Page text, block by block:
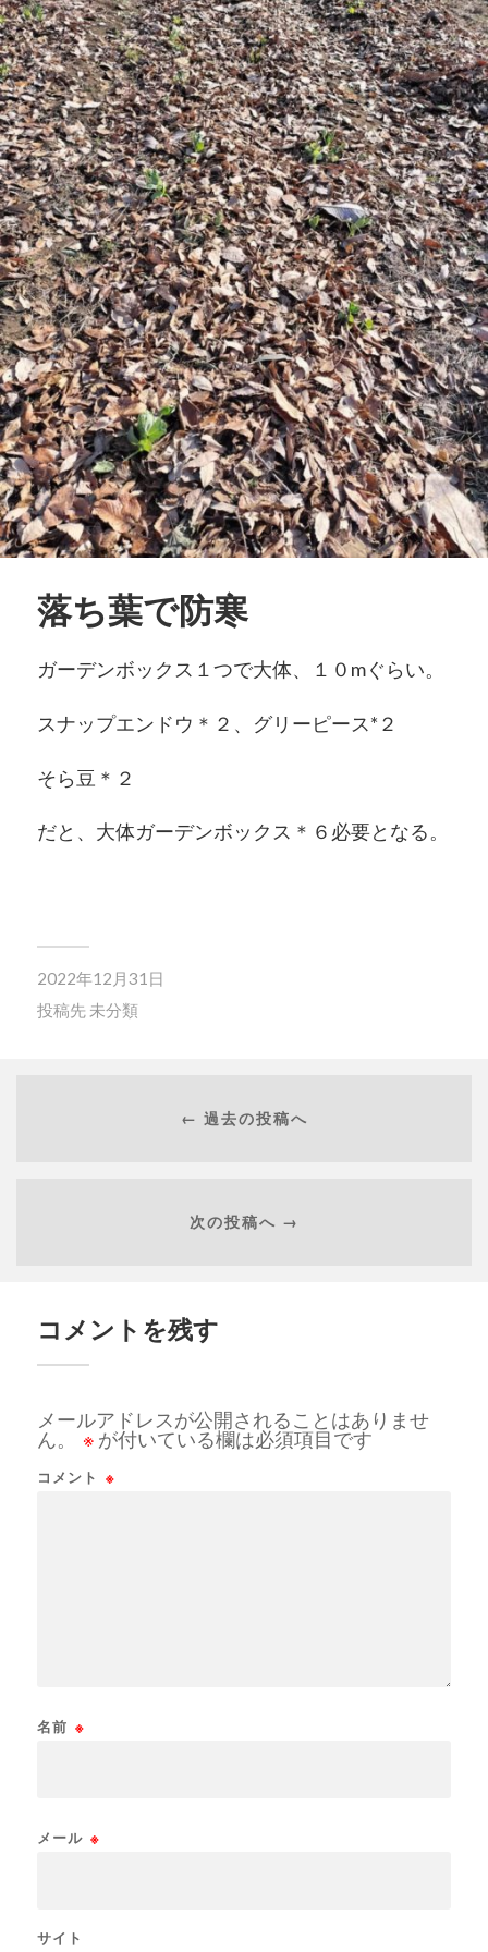
落ち葉で防寒
ガーデンボックス１つで大体、１０mぐらい。
スナップエンドウ＊２、グリーピース*２
そら豆＊２
だと、大体ガーデンボックス＊６必要となる。
2022年12月31日
投稿先 未分類
← 過去の投稿へ
次の投稿へ →
コメントを残す
メールアドレスが公開されることはありませ
ん。
※ が付いている欄は必須項目です
コメント ※
名前 ※
メール ※
サイト